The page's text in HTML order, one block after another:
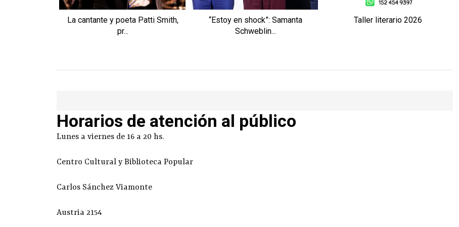
La cantante y poeta Patti Smith,
pr...
“Estoy en shock”: Samanta
Schweblin...
Taller literario 2026
Horarios de atención al público
Lunes a viernes de 16 a 20 hs.
Centro Cultural y Biblioteca Popular
Carlos Sánchez Viamonte
Austria 2154